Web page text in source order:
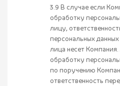
3.9 В случае если
обработку
лицу,
персональных данных
лица несет
обработку
по поручению
ответственность